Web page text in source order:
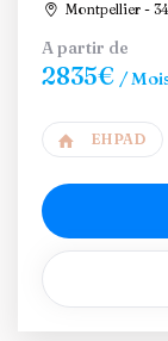
Montpellier -
A partir de
2835€ /
EHPAD